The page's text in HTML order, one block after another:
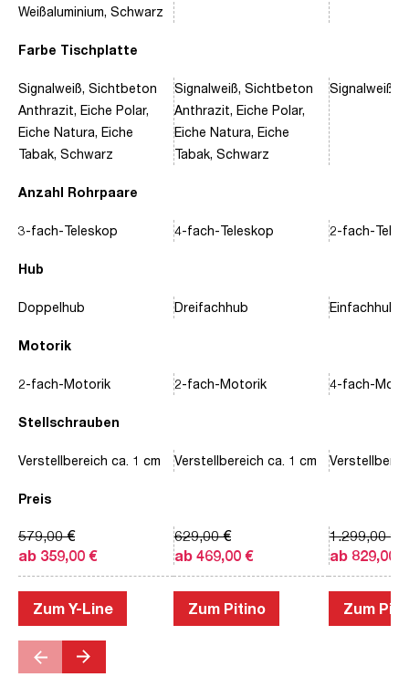
Farbe Tischplatte
Anzahl Rohrpaare
Hub
Motorik
Stellschrauben
Preis
Weißaluminium, Schwarz
Signalweiß, Sichtbeton
Anthrazit, Eiche Polar,
Eiche Natura, Eiche
Tabak, Schwarz
3-fach-Teleskop
Doppelhub
2-fach-Motorik
Verstellbereich ca. 1 cm
ab 359,00 €
579,00 €
Zum Y-Line
Signalweiß, Sichtbeton
Anthrazit, Eiche Polar,
Eiche Natura, Eiche
Tabak, Schwarz
4-fach-Teleskop
Dreifachhub
2-fach-Motorik
Verstellbereich ca. 1 cm
ab 469,00 €
629,00 €
Zum Pitino
Signalweiß,
2-fach-
Einfachhub
4-fach-
ab 829,00 €
1.299,00 €
Zum